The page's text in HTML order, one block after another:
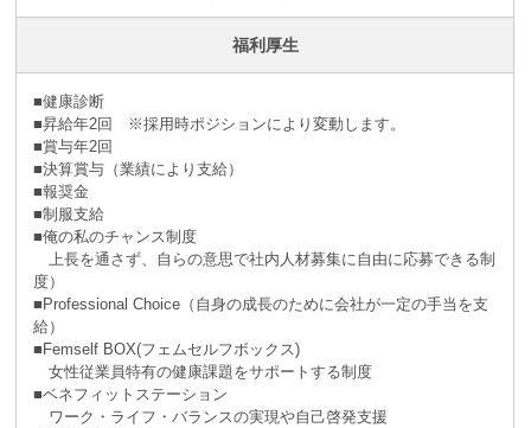
福利厚生
■健康診断
■昇給年2回 ※採⽤時ポジションにより変動します。
■賞与年2回
■決算賞与（業績により⽀給）
■報奨⾦
■制服支給
■俺の私のチャンス制度
上長を通さず、自らの意思で社内人材募集に自由に応募できる制
度）
■Professional Choice（自身の成長のために会社が⼀定の手当を支
給）
■Femself BOX(フェムセルフボックス)
女性従業員特有の健康課題をサポートする制度
■ベネフィットステーション
ワーク・ライフ・バランスの実現や自己啓発支援